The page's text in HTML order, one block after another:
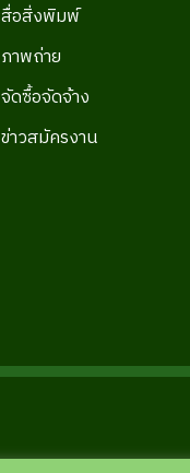
สื่อสิ่งพิมพ์
ภาพถ่าย
จัดซื้อจัดจ้าง
ข่าวสมัครงาน